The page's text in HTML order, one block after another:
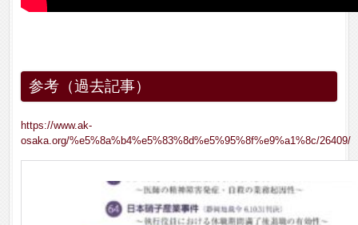
参考（過去記事）
https://www.ak-
osaka.org/%e5%8a%b4%e5%83%8d%e5%95%8f%e9%a1%8c/26409/